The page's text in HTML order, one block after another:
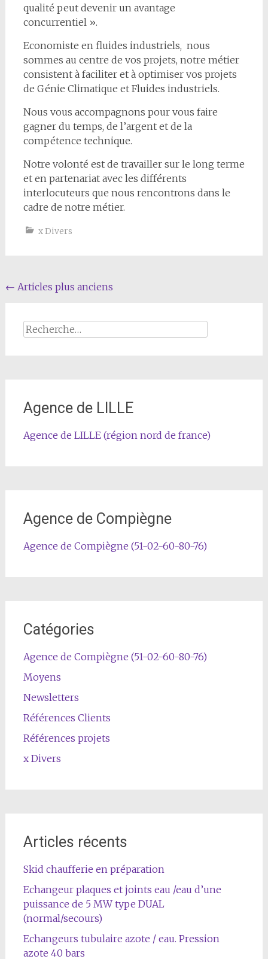
qualité peut devenir un avantage
concurrentiel ».
Economiste en fluides industriels, nous
sommes au centre de vos projets, notre métier
consistent à faciliter et à optimiser vos projets
de Génie Climatique et Fluides industriels.
Nous vous accompagnons pour vous faire
gagner du temps, de l’argent et de la
compétence technique.
Notre volonté est de travailler sur le long terme
et en partenariat avec les différents
interlocuteurs que nous rencontrons dans le
cadre de notre métier.
x Divers
Navigation au sein des articles
← Articles plus anciens
Rechercher :
Agence de LILLE
Agence de LILLE (région nord de france)
Agence de Compiègne
Agence de Compiègne (51-02-60-80-76)
Catégories
Agence de Compiègne (51-02-60-80-76)
Moyens
Newsletters
Références Clients
Références projets
x Divers
Articles récents
Skid chaufferie en préparation
Echangeur plaques et joints eau /eau d’une
puissance de 5 MW type DUAL
(normal/secours)
Echangeurs tubulaire azote / eau. Pression
azote 40 bars